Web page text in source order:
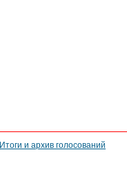
Итоги и архив голосований